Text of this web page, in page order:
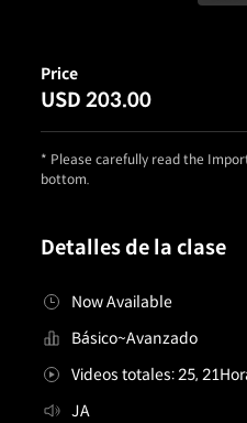
Detalles de la clase
Now Available
Básico~Avanzado
Videos totales: 25,
JA
Price
USD 203.00
* Please carefully read the
bottom.